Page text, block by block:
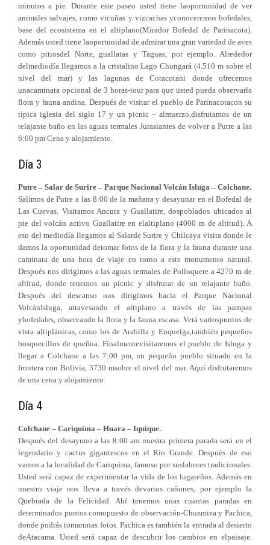
minutos a pie. Durante este paseo usted tiene laoportunidad de ver
animales salvajes, como vicuñas y vizcachas yconoceremos bofedales,
base del ecosistema en el altiplano(Mirador Bofedal de Parinacota).
Además usted tiene laoportunidad de admirar una gran variedad de aves
como pitiosdel Norte, guallatas y Taguas, por ejemplo. Alrededor
delmediodía llegamos a la cristalino Lago Chungará (4.510 m sobre el
nivel del mar) y las lagunas de Cotacotani donde ofrecemos
unacaminata opcional de 3 horas-tour para que usted pueda observarla
flora y fauna andina. Después de visitar el pueblo de Parinacotacon su
típica iglesia del siglo 17 y un picnic – almuerzo,disfrutamos de un
relajante baño en las aguas termales Jurasiantes de volver a Putre a las
6:00 pm Cena y alojamiento.
Día 3
Putre – Salar de Surire – Parque Nacional Volcán Isluga – Colchane.
Salimos de Putre a las 8:00 de la mañana y desayunar en el Bofedal de
Las Cuevas. Visitamos Ancuta y Guallatire, dospoblados ubicados al
pie del volcán activo Guallatire en elaltiplano (4000 m de altitud). A
eso del mediodía llegamos al Salarde Surire y Chilcaya visita donde le
damos la oportunidad detomar fotos de la flora y la fauna durante una
caminata de una hora de viaje en torno a este monumento natural.
Después nos dirigimos a las aguas termales de Polloquere a 4270 m de
altitud, donde tenemos un picnic y disfrutar de un relajante baño.
Después del descanso nos dirigimos hacia el Parque Nacional
VolcánIsluga, atravesando el altiplano a través de las pampas
ybofedales, observando la flora y la fauna escasa. Verá variospuntos de
vista altiplánicas, como los de Arabilla y Enquelga,también pequeños
bosquecillos de queñua. Finalmentevisitaremos el pueblo de Isluga y
llegar a Colchane a las 7:00 pm, un pequeño pueblo situado en la
frontera con Bolivia, 3730 msobre el nivel del mar. Aquí disfrutaremos
de una cena y alojamiento.
Día 4
Colchane – Cariquima – Huara – Iquique.
Después del desayuno a las 8:00 am nuestra primera parada será en el
legendario y cactus gigantescos en el Río Grande. Después de eso
vamos a la localidad de Cariquima, famoso por suslabores tradicionales.
Usted será capaz de experimentar la vida de los lugareños. Además en
nuestro viaje nos lleva a través devarios cañones, por ejemplo la
Quebrada de la Felicidad. Ahí tenemos unas cuantas paradas en
determinados puntos comopuesto de observación-Chuzmiza y Pachica,
donde podrás tomarunas fotos. Pachica es también la entrada al desierto
deAtacama. Usted será capaz de descubrir los cambios en elpaisaje.